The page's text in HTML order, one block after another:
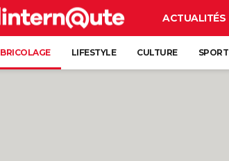
ACTUALITÉS
BRICOLAGE LIFESTYLE CULTURE SPORT